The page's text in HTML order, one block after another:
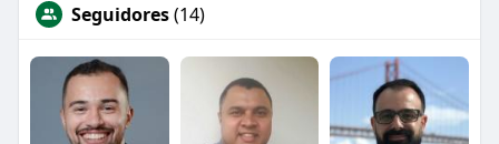
Seguidores(14)